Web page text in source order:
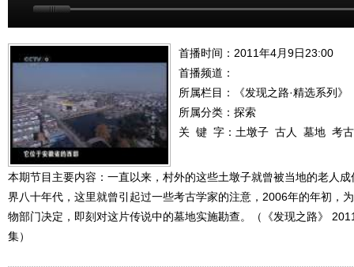
首播时间：2011年4月9日23:00
首播频道：
所属栏目：
《发现之路·精选系列》
所属分类：探索
关 键 字： 土墩子 古人 墓地 考
本期节目主要内容：一直以来，村外的这些土墩子就曾被当地的老人
界八十年代，这里就曾引起过一些考古学家的注意，2006年的年初，
物部门决定，即刻对这片传说中的墓地实施勘查。（《发现之路》
集）